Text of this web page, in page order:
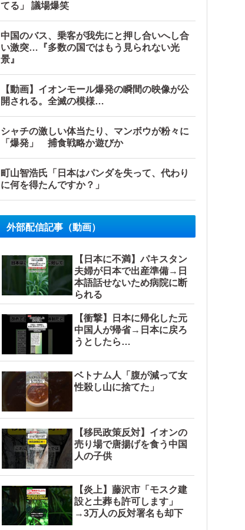
てる」 議場爆笑
中国のバス、乗客が我先にと押し合いへし合
い激突…『多数の国ではもう見られない光
景』
【動画】イオンモール爆発の瞬間の映像が公
開される。全滅の模様…
シャチの激しい体当たり、マンボウが粉々に
「爆発」 捕食戦略か遊びか
町山智浩氏「日本はパンダを失って、代わり
に何を得たんですか？」
外部配信記事（動画）
【日本に不満】パキスタン
夫婦が日本で出産準備→日
本語話せないため病院に断
られる
【衝撃】日本に帰化した元
中国人が帰省→日本に戻ろ
うとしたら…
ベトナム人「腹が減って女
性殺し山に捨てた」
【移民政策反対】イオンの
売り場で唐揚げを食う中国
人の子供
【炎上】藤沢市「モスク建
設と土葬も許可します」
→3万人の反対署名も却下